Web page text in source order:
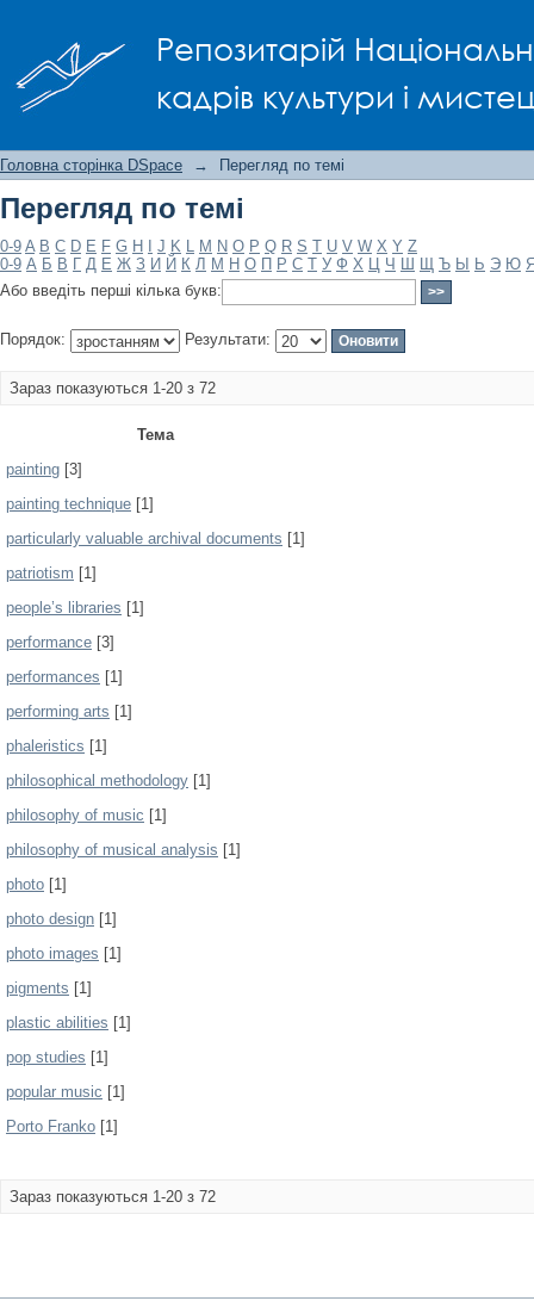
Репозитарій
кадрів культури і
Головна сторінка DSpace → Перегляд по темі
Перегляд по темі
0-9 A B C D E F G H J K L M N O P Q R S T U V W X Y Z
0-9 А Б В Г Д Е Ж З И Й К Л М Н О П Р С Т У Ф Х Ц Ч Ш Щ Ъ Ы Ь Э Ю
Або введіть перші кілька букв:
Порядок: Результати:
Зараз показуються 1-20 з 72
Тема
painting [3]
painting technique [1]
particularly valuable archival documents [1]
patriotism [1]
people’s libraries [1]
performance [3]
performances [1]
performing arts [1]
phaleristics [1]
philosophical methodology [1]
philosophy of music [1]
philosophy of musical analysis [1]
photo [1]
photo design [1]
photo images [1]
pigments [1]
plastic abilities [1]
pop studies [1]
popular music [1]
Porto Franko [1]
Зараз показуються 1-20 з 72